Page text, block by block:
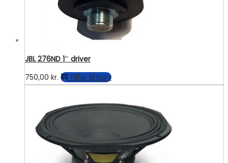
JBL 276ND 1″ driver
750,00 kr. Tilføj til kurv